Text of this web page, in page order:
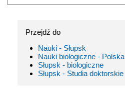
Przejdź do
Nauki - Słupsk
Nauki biologiczne - Polska
Słupsk - biologiczne
Słupsk - Studia doktorskie